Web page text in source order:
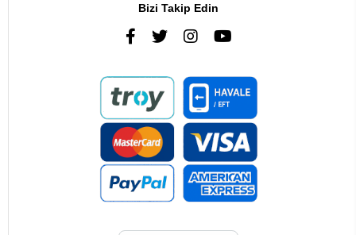
Bizi Takip Edin